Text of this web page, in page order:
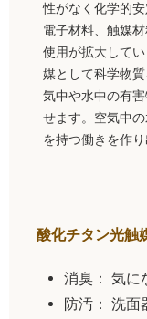
性がなく化学的
電子材料、触媒
使用が拡大して
媒として科学物
気中や水中の有
せます。空気中
を持つ働きを作り
酸化チタン光触
消臭： 気に
防汚： 洗面